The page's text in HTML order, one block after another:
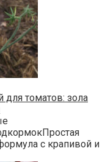
для томатов: зола
с крапивой и